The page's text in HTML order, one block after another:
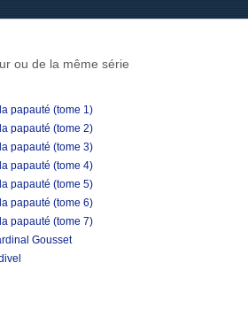
ou de la même série
papauté (tome 1)
papauté (tome 2)
papauté (tome 3)
papauté (tome 4)
papauté (tome 5)
papauté (tome 6)
papauté (tome 7)
Gousset